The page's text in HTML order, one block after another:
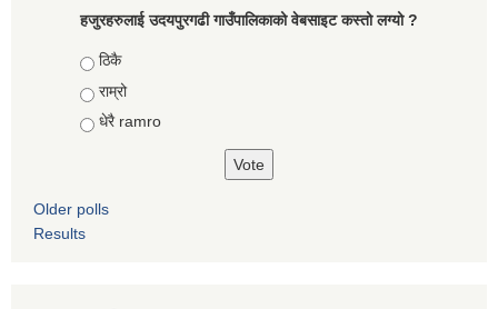
हजुरहरुलाई उदयपुरगढी गाउँपालिकाको वेबसाइट कस्तो लग्यो ?
Choices
ठिकै
राम्रो
धेरै ramro
Older polls
Results